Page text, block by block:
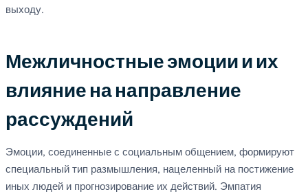
выходу.
Межличностные эмоции и их
влияние на направление
рассуждений
Эмоции, соединенные с социальным общением, формируют
специальный тип размышления, нацеленный на постижение
иных людей и прогнозирование их действий. Эмпатия